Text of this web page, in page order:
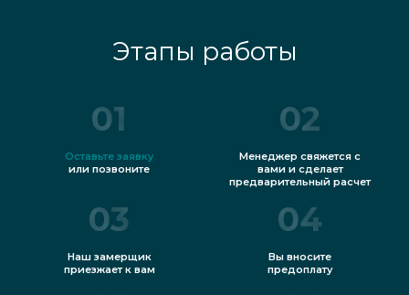
Этапы работы
01
Оставьте заявку
или позвоните
02
Менеджер свяжется с
вами и сделает
предварительный расчет
03
Наш замерщик
приезжает к вам
04
Вы вносите
предоплату